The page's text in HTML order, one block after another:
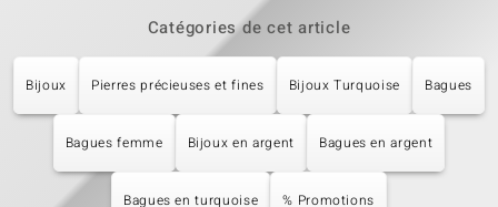
Catégories de cet article
Bijoux Pierres précieuses et fines Bijoux Turquoise Bagues
Bagues femme Bijoux en argent Bagues en argent
Bagues en turquoise % Promotions